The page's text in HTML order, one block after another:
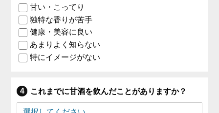
甘い・こってり
独特な香りが苦手
健康・美容に良い
あまりよく知らない
特にイメージがない
これまでに甘酒を飲んだことがありますか？